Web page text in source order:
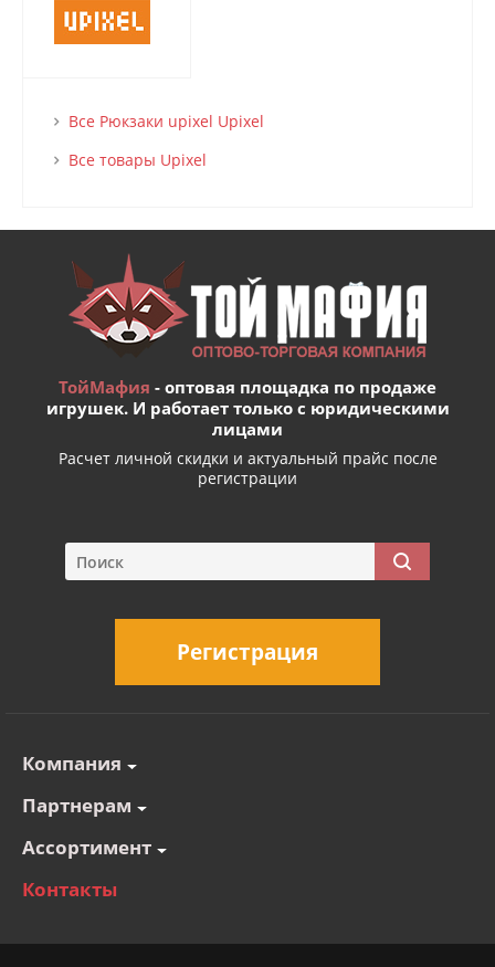
Все Рюкзаки upixel Upixel
Все товары Upixel
ТойМафия - оптовая площадка по продаже
игрушек. И работает только с юридическими
лицами
Расчет личной скидки и актуальный прайс после
регистрации
Регистрация
Компания
Партнерам
Ассортимент
Контакты